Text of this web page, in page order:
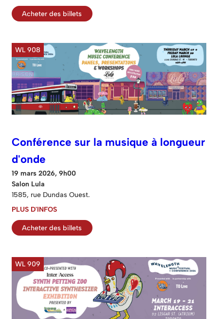
Acheter des billets
WL 908
Conférence sur la musique à longueur
d'onde
19 mars 2026, 9h00
Salon Lula
1585, rue Dundas Ouest.
PLUS D'INFOS
Acheter des billets
WL 909